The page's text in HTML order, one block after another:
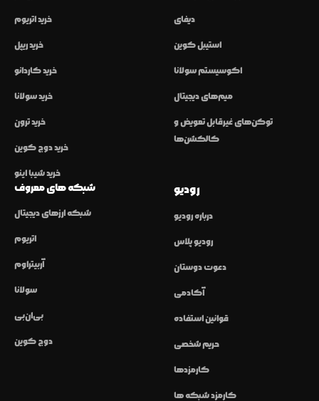
خرید اتریوم
خرید ریپل
خرید کاردانو
خرید سولانا
خرید ترون
خرید دوج کوین
خرید شیبا اینو
دیفای
استیبل کوین
اکوسیستم سولانا
میم‌های دیجیتال
توکن‌های غیرقابل تعویض و
کالکشن‌ها
شبکه های معروف
شبکه ارزهای دیجیتال
اتریوم
آربیتراوم
سولانا
بی‌ان‌بی
دوج کوین
رودیو
درباره رودیو
رودیو پلاس
دعوت دوستان
آکادمی
قوانین استفاده
حریم شخصی
کارمزدها
کارمزد شبکه ها